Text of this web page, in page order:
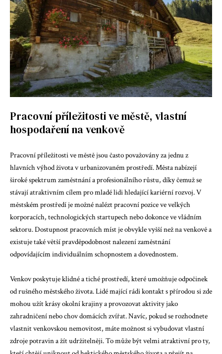
Pracovní příležitosti ve městě, vlastní
hospodaření na venkově
Pracovní příležitosti ve městě jsou často považovány za jednu z
hlavních výhod života v urbanizovaném prostředí. Města nabízejí
široké spektrum zaměstnání a profesionálního růstu, díky čemuž se
stávají atraktivním cílem pro mladé lidi hledající kariérní rozvoj. V
městském prostředí je možné nalézt pracovní pozice ve velkých
korporacích, technologických startupech nebo dokonce ve vládním
sektoru. Dostupnost pracovních míst je obvykle vyšší než na venkově a
existuje také větší pravděpodobnost nalezení zaměstnání
odpovídajícím individuálním schopnostem a dovednostem.
Venkov poskytuje klidné a tiché prostředí, které umožňuje odpočinek
od rušného městského života. Lidé mající rádi kontakt s přírodou si zde
mohou užít krásy okolní krajiny a provozovat aktivity jako
zahradničení nebo chov domácích zvířat. Navíc, pokud se rozhodnete
vlastnit venkovskou nemovitost, máte možnost si vybudovat vlastní
zdroje potravin a žít udržitelněji. To může být velmi atraktivní pro ty,